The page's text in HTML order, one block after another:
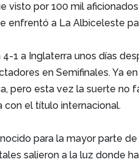
visto por 100 mil
enfrentó a La Albiceleste
4-1 a Inglaterra unos días
en Semifinales. Ya
pero esta vez la suerte no
con el título internacional.
para la mayor parte
salieron a la luz donde